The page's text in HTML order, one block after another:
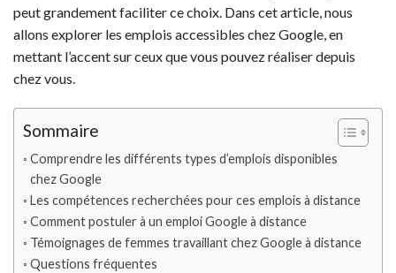
peut grandement faciliter ce choix. Dans cet article, nous
allons explorer les emplois accessibles chez Google, en
mettant l’accent sur ceux que vous pouvez réaliser depuis
chez vous.
Sommaire
Comprendre les différents types d’emplois disponibles
chez Google
Les compétences recherchées pour ces emplois à distance
Comment postuler à un emploi Google à distance
Témoignages de femmes travaillant chez Google à distance
Questions fréquentes